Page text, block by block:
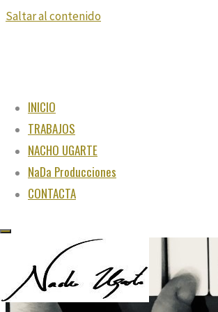
Saltar al contenido
INICIO
TRABAJOS
NACHO UGARTE
NaDa Producciones
CONTACTA
"Juega